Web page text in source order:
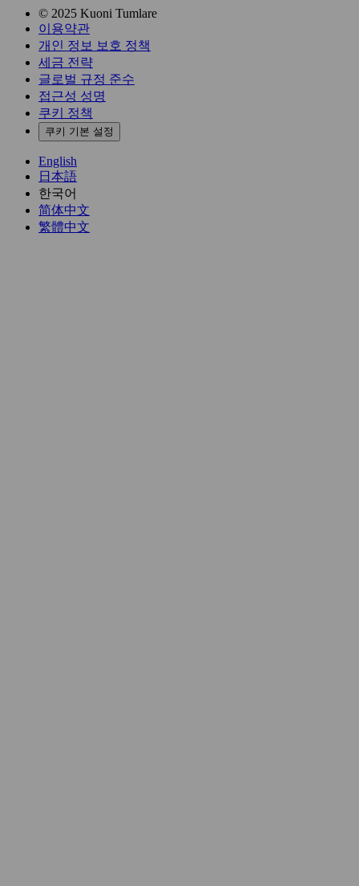
© 2025 Kuoni Tumlare
이용약관
개인 정보 보호 정책
세금 전략
글로벌 규정 준수
접근성 성명
쿠키 정책
쿠키 기본 설정
English
日本語
한국어
简体中文
繁體中文